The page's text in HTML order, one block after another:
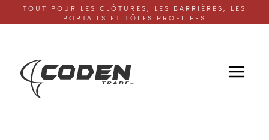
TOUT POUR LES CLÔTURES, LES BARRIÈRES, LES
PORTAILS ET TÔLES PROFILÉES